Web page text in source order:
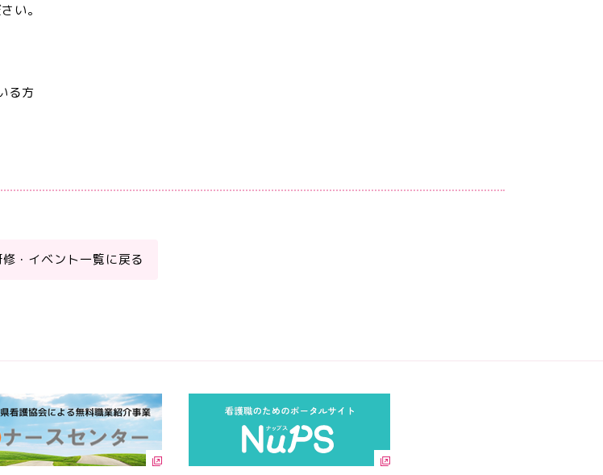
い。
る方
修・イベント一覧に戻る